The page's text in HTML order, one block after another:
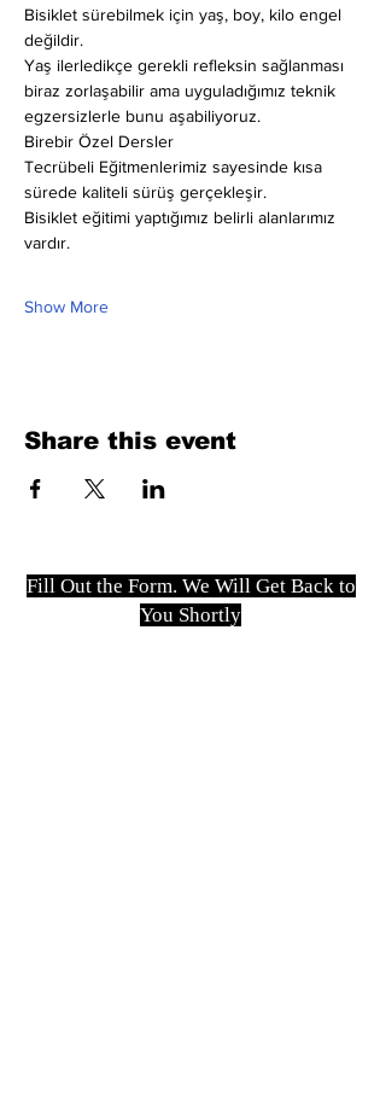
Bisiklet sürebilmek için yaş, boy, kilo engel
değildir.
Yaş ilerledikçe gerekli refleksin sağlanması
biraz zorlaşabilir ama uyguladığımız teknik
egzersizlerle bunu aşabiliyoruz.
Birebir Özel Dersler
Tecrübeli Eğitmenlerimiz sayesinde kısa
sürede kaliteli sürüş gerçekleşir.
Bisiklet eğitimi yaptığımız belirli alanlarımız
vardır.
Show More
Share this event
Fill Out the Form. We Will Get Back to
You Shortly